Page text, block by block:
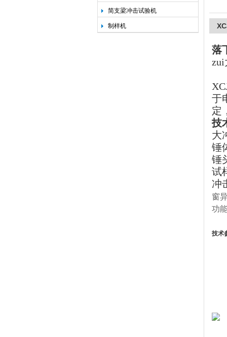
简支梁冲击试验机
制样机
落
zui
于
定
技
大
锤
锤
试
冲
窗
功
技术